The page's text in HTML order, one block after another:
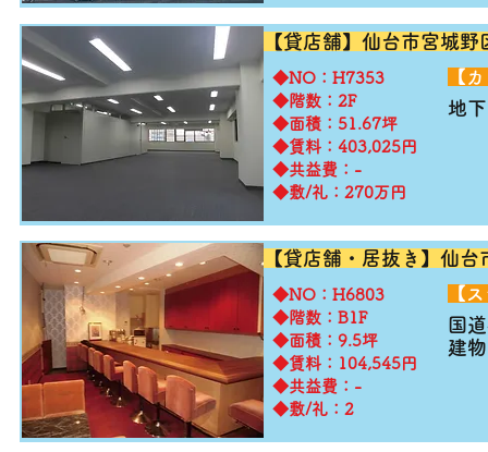
【貸店舗】仙台市宮城
​◆NO：H7353
◆階数：2F
◆面積：51.67坪
◆賃料：403,025円
◆共益費：-
◆敷/礼：270万円
地
【
【貸店舗・居抜き】仙
​◆NO：H6803
◆階数：B1F
◆面積：9.5坪
◆賃料：104,545円
◆共益費：-
◆敷/礼：2
国
建
【